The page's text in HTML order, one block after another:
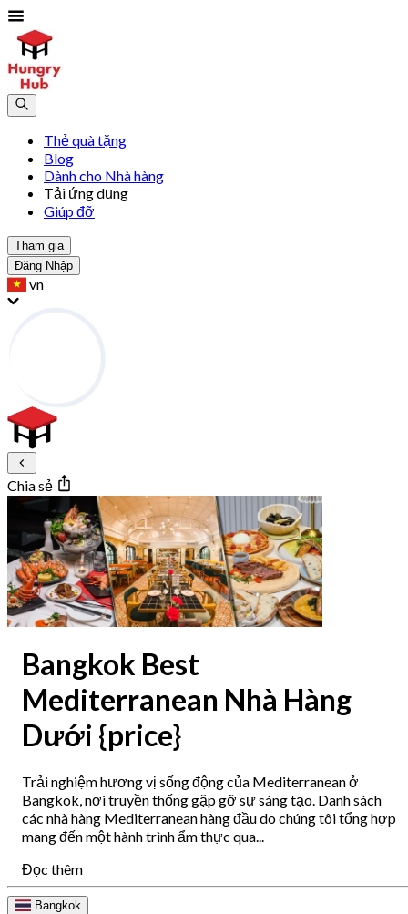
Thẻ quà tặng
Blog
Dành cho Nhà hàng
Tải ứng dụng
Giúp đỡ
Tham gia
Đăng Nhập
vn
Chia sẻ
Bangkok Best
Mediterranean Nhà Hàng
Dưới {price}
Trải nghiệm hương vị sống động của Mediterranean ở
Bangkok, nơi truyền thống gặp gỡ sự sáng tạo. Danh sách
các nhà hàng Mediterranean hàng đầu do chúng tôi tổng hợp
mang đến một hành trình ẩm thực qua...
Đọc thêm
Bangkok